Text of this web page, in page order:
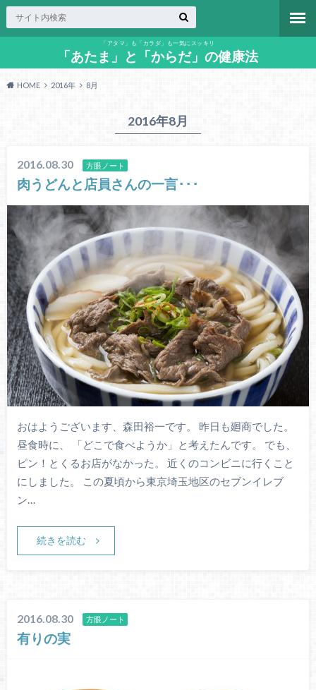
「アタマ」も「カラダ」も一気にスッキリ
「あたま」と「からだ」の健康法
HOME 2016年 8月
2016年8月
2016.08.30 方眼ノート
肉うどんと店員さんの一言･･･
おはようございます、森田裕一です。 昨日も廻商でした。
昼食時に、 「どこで食べようか」と考えたんです。 でも、
ピン！とくるお店がなかった。 近くのコンビニに行くこと
にしました。 この夏頃から東京埼玉地区のセブンイレブ
ン…
続きを読む
2016.08.30 方眼ノート
有りの実